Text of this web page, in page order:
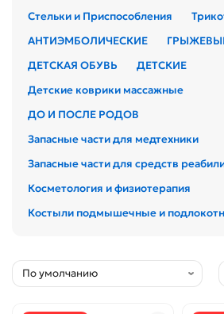
Стельки и Приспособления
АНТИЭМБОЛИЧЕСКИЕ
ДЕТСКАЯ ОБУВЬ
ДЕТСКИЕ
Детские коврики массажные
ДО И ПОСЛЕ РОДОВ
Запасные части для медтехники
Запасные части для средств
Косметология и физиотерапия
Костыли подмышечные и